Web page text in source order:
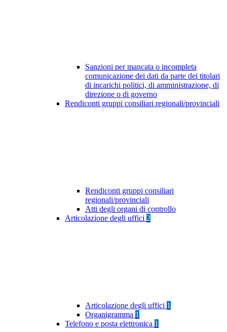
Sanzioni per mancata o incompleta
comunicazione dei dati da parte dei titolari
di incarichi politici, di amministrazione, di
direzione o di governo
Rendiconti gruppi consiliari regionali/provinciali
Rendiconti gruppi consiliari
regionali/provinciali
Atti degli organi di controllo
Articolazione degli uffici 2
Articolazione degli uffici 1
Organigramma 1
Telefono e posta elettronica 1